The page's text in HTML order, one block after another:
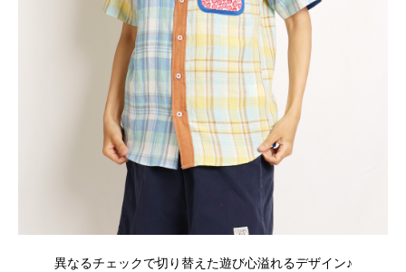
異なるチェックで切り替えた遊び心溢れるデザイン♪